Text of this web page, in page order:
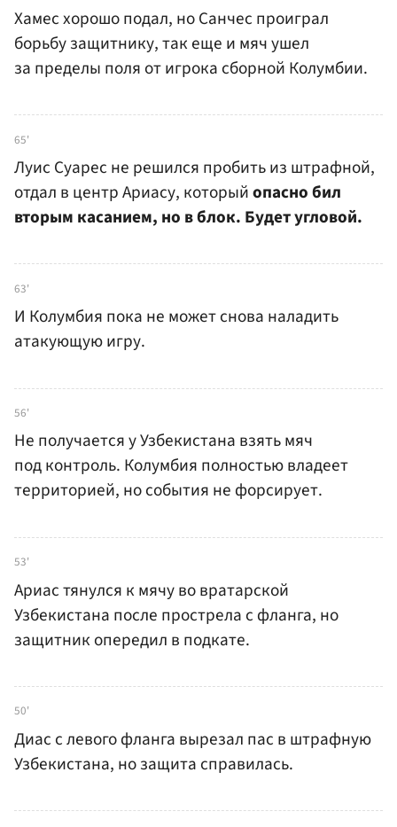
Хамес хорошо подал, но Санчес проиграл
борьбу защитнику, так еще и мяч ушел
за пределы поля от игрока сборной Колумбии.
65'
Луис Суарес не решился пробить из штрафной,
отдал в центр Ариасу, которыйопасно бил
вторым касанием, но в блок. Будет угловой.
63'
И Колумбия пока не может снова наладить
атакующую игру.
56'
Не получается у Узбекистана взять мяч
под контроль. Колумбия полностью владеет
территорией, но события не форсирует.
53'
Ариас тянулся к мячу во вратарской
Узбекистана после прострела с фланга, но
защитник опередил в подкате.
50'
Диас с левого фланга вырезал пас в штрафную
Узбекистана, но защита справилась.